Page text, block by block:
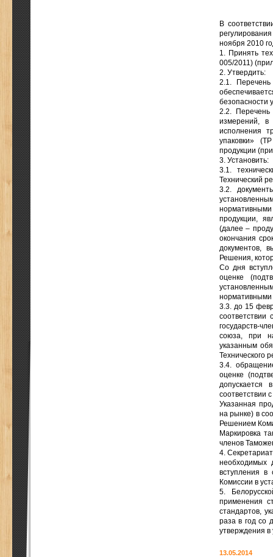
В
ноября 2010
1. Принять
005/2011)
2. Утвердить:
2.1. Перечень
безопасности
2.2.
измерений,
исполнения
упаковки»
продукции
3. Установить:
3.1.
Технический
3.2.
продукции,
(далее –
окончания
документов,
Решения,
Со дня
оценке
нормативными
3.3. до 15
соответствии
государств-
союза, при
указанным
Технического
3.4.
оценке
допускается
соответствии
Указанная
на рынке) в
Решением
Маркировка
членов
4.
необходимых
вступления в
Комиссии в
5.
применения
стандартов,
раза в год со
утверждения в
13.05.2014